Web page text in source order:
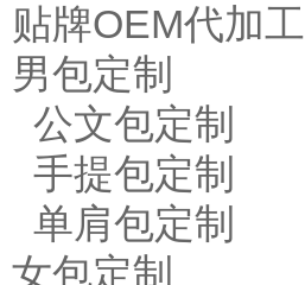
贴牌OEM代加工
男包定制
公文包定制
手提包定制
单肩包定制
女包定制